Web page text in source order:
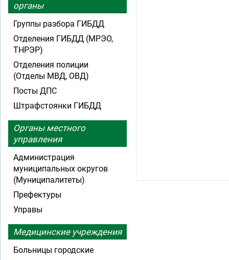
органы
Группы разбора ГИБДД
Отделения ГИБДД (МРЭО,
ТНРЭР)
Отделения полиции
(Отделы МВД, ОВД)
Посты ДПС
Штрафстоянки ГИБДД
Органы местного
управления
Администрация
муниципальных округов
(Муниципалитеты)
Префектуры
Управы
Медицинские учреждения
Больницы городские